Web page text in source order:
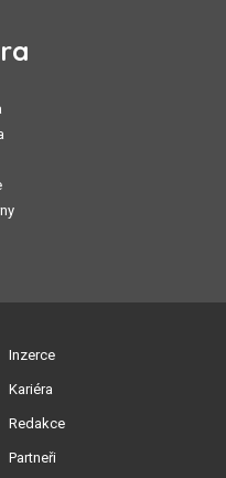
Inzerce
Kariéra
Redakce
Partneři